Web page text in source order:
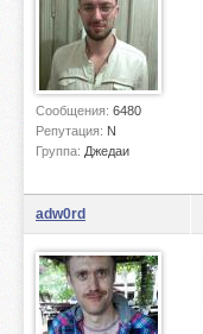
Сообщения: 6480
Репутация: N
Группа: Джедаи
adw0rd